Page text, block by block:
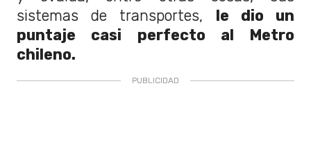
sistemas de transportes, le dio un
puntaje casi perfecto al Metro
chileno.